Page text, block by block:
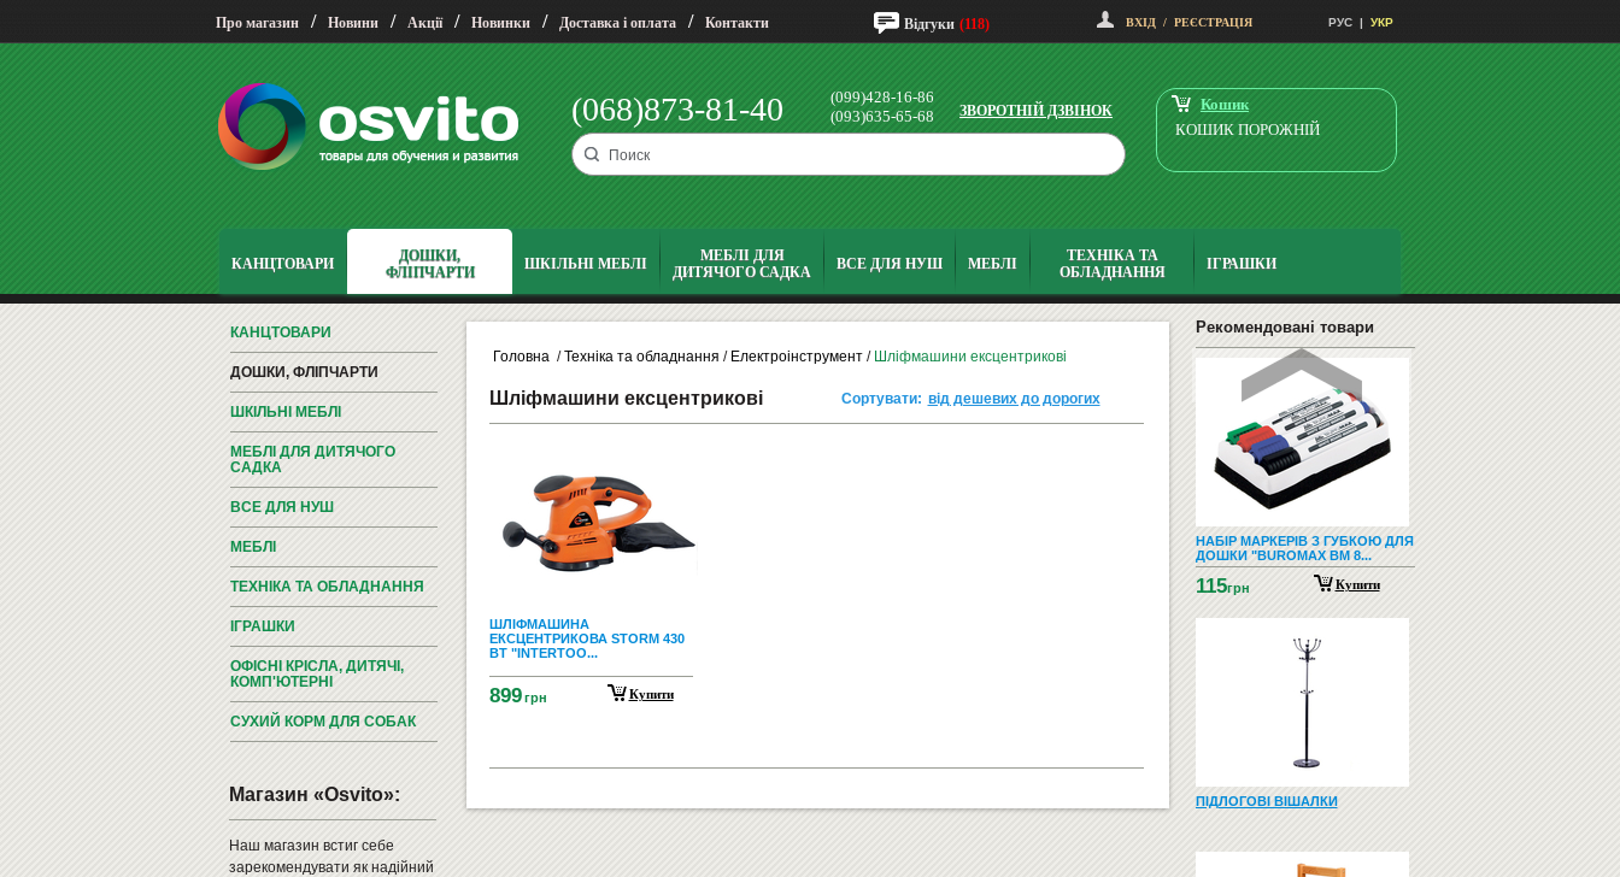
Про магазин / Новини / Акції / Новинки / Доставка і оплата / Контакти Відгуки (118) ВХІД / РЕЄСТРАЦІЯ РУС | УКР
(068)873-81-40
(099)428-16-86
(093)635-65-68
ЗВОРОТНІЙ ДЗВІНОК
Кошик
КОШИК ПОРОЖНІЙ
КАНЦТОВАРИ
ДОШКИ,
ФЛІПЧАРТИ
ШКІЛЬНІ МЕБЛІ
МЕБЛІ ДЛЯ
ДИТЯЧОГО САДКА
ВСЕ ДЛЯ НУШ МЕБЛІ
ТЕХНІКА ТА
ОБЛАДНАННЯ
ІГРАШКИ
КАНЦТОВАРИ
ДОШКИ, ФЛІПЧАРТИ
ШКІЛЬНІ МЕБЛІ
МЕБЛІ ДЛЯ ДИТЯЧОГО
САДКА
ВСЕ ДЛЯ НУШ
МЕБЛІ
ТЕХНІКА ТА ОБЛАДНАННЯ
ІГРАШКИ
ОФІСНІ КРІСЛА, ДИТЯЧІ,
КОМП'ЮТЕРНІ
СУХИЙ КОРМ ДЛЯ СОБАК
Магазин «Osvito»:
Наш магазин встиг себе
зарекомендувати як надійний
Головна /Техніка та обладнання / Електроінструмент / Шліфмашини ексцентрикові
Шліфмашини ексцентрикові Сортувати: від дешевих до дорогих
ШЛІФМАШИНА
ЕКСЦЕНТРИКОВА STORM 430
ВТ "INTERTOO...
899 грн Купити
Рекомендовані товари
СМАРТФОНИ І ТЕЛЕФОНИ
НАБІР МАРКЕРІВ З ГУБКОЮ ДЛЯ
ДОШКИ "BUROMAX BM 8...
115грн Купити
ПІДЛОГОВІ ВІШАЛКИ